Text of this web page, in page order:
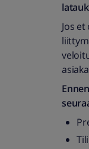
Jos